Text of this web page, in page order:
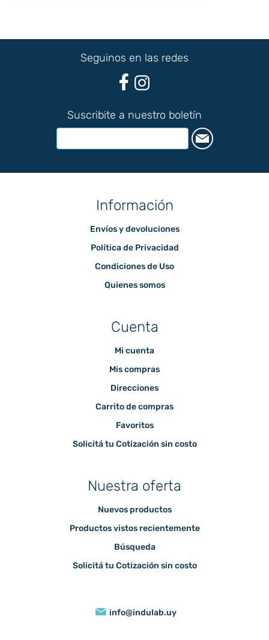
Seguinos en las redes
Suscribite a nuestro boletín
Información
Envíos y devoluciones
Política de Privacidad
Condiciones de Uso
Quienes somos
Cuenta
Mi cuenta
Mis compras
Direcciones
Carrito de compras
Favoritos
Solicitá tu Cotización sin costo
Nuestra oferta
Nuevos productos
Productos vistos recientemente
Búsqueda
Solicitá tu Cotización sin costo
info@indulab.uy